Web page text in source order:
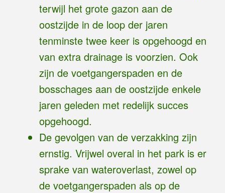
terwijl het grote gazon aan de
oostzijde in de loop der jaren
tenminste twee keer is opgehoogd en
van extra drainage is voorzien. Ook
zijn de voetgangerspaden en de
bosschages aan de oostzijde enkele
jaren geleden met redelijk succes
opgehoogd.
De gevolgen van de verzakking zijn
ernstig. Vrijwel overal in het park is er
sprake van wateroverlast, zowel op
de voetgangerspaden als op de